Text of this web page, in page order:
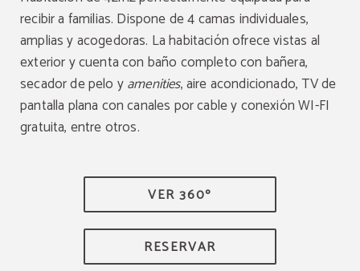
recibir a familias. Dispone de 4 camas individuales,
amplias y acogedoras. La habitación ofrece vistas al
exterior y cuenta con baño completo con bañera,
secador de pelo yamenities, aire acondicionado, TV de
pantalla plana con canales por cable y conexión WI-FI
gratuita, entre otros.
VER 360º
RESERVAR